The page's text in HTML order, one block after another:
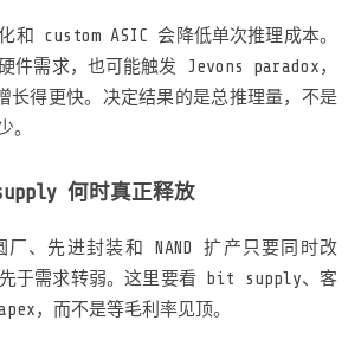
和 custom ASIC 会降低单次推理成本。
件需求，也可能触发 Jevons paradox，
得更快。决定结果的是总推理量，不是
。
何时真正释放
厂、先进封装和 NAND 扩产只要同时改
于需求转弱。这里要看 bit supply、客
，而不是等毛利率见顶。